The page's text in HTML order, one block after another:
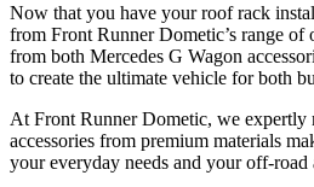
Now that you have your roof rack
from Front Runner Dometic’s range of
from both Mercedes G Wagon
to create the ultimate vehicle for both
At Front Runner Dometic, we expertly
accessories from premium materials
your everyday needs and your off-road